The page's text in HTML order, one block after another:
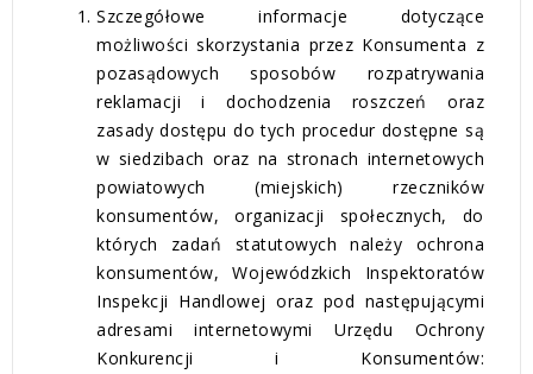
Szczegółowe informacje dotyczące
możliwości skorzystania przez Konsumenta z
pozasądowych sposobów rozpatrywania
reklamacji i dochodzenia roszczeń oraz
zasady dostępu do tych procedur dostępne są
w siedzibach oraz na stronach internetowych
powiatowych (miejskich) rzeczników
konsumentów, organizacji społecznych, do
których zadań statutowych należy ochrona
konsumentów, Wojewódzkich Inspektoratów
Inspekcji Handlowej oraz pod następującymi
adresami internetowymi Urzędu Ochrony
Konkurencji i Konsumentów: